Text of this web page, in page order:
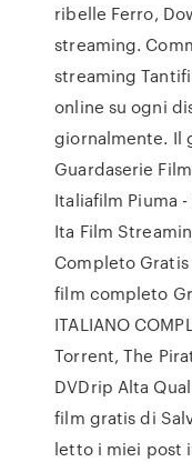
ribelle Ferro,
streaming.
streaming
online su ogni
giornalmente. Il
Guardaserie
Italiafilm Piuma -
Ita Film
Completo Gratis
film completo
ITALIANO
Torrent, The
DVDrip Alta
film gratis di
letto i miei post